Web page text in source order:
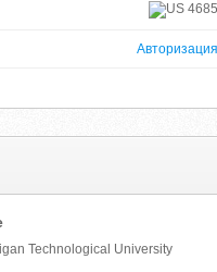
4685
Авторизация
Technological University